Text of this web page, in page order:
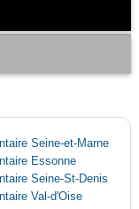
Seine-et-Marne
Essonne
Seine-St-Denis
Val-d'Oise